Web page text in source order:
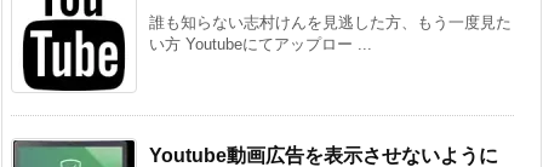
誰も知らない志村けんを見逃した方、もう一度見た
い方 Youtubeにてアップロー ...
Youtube動画広告を表示させないように